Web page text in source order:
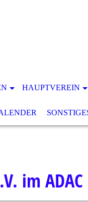
HAUPTVEREIN
im ADAC